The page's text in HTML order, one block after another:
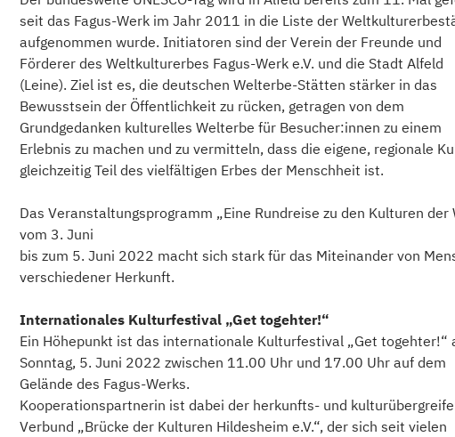
seit das Fagus-Werk im Jahr 2011 in die Liste der
aufgenommen wurde. Initiatoren sind der Verein der Freunde und
Förderer des Weltkulturerbes Fagus-Werk e.V. und die Stadt Alfeld
(Leine). Ziel ist es, die deutschen Welterbe-Stätten stärker in das
Bewusstsein der Öffentlichkeit zu rücken, getragen von dem
Grundgedanken kulturelles Welterbe für Besucher:innen zu einem
Erlebnis zu machen und zu vermitteln, dass die eigene, regionale
gleichzeitig Teil des vielfältigen Erbes der Menschheit ist.
Das Veranstaltungsprogramm „Eine Rundreise zu den Kulturen der
vom 3. Juni
bis zum 5. Juni 2022 macht sich stark für das Miteinander von
verschiedener Herkunft.
Internationales Kulturfestival „Get togehter!“
Ein Höhepunkt ist das internationale Kulturfestival „Get togehter!“
Sonntag, 5. Juni 2022 zwischen 11.00 Uhr und 17.00 Uhr auf dem
Gelände des Fagus-Werks.
Kooperationspartnerin ist dabei der herkunfts- und
Verbund „Brücke der Kulturen Hildesheim e.V.“, der sich seit vielen